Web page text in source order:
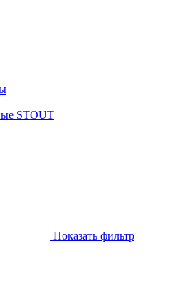
STOUT
Показать фильтр